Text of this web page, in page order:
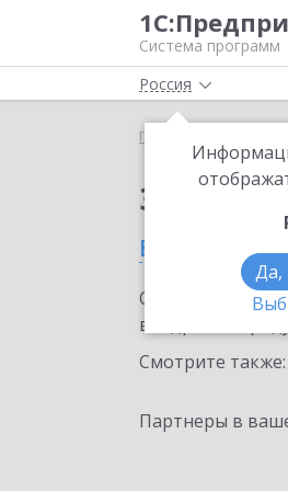
Система программ
Россия
Да,
Главная
в Нукусе
Ознакомьтесь с
внедрение
Смотрите также:
Партнеры в